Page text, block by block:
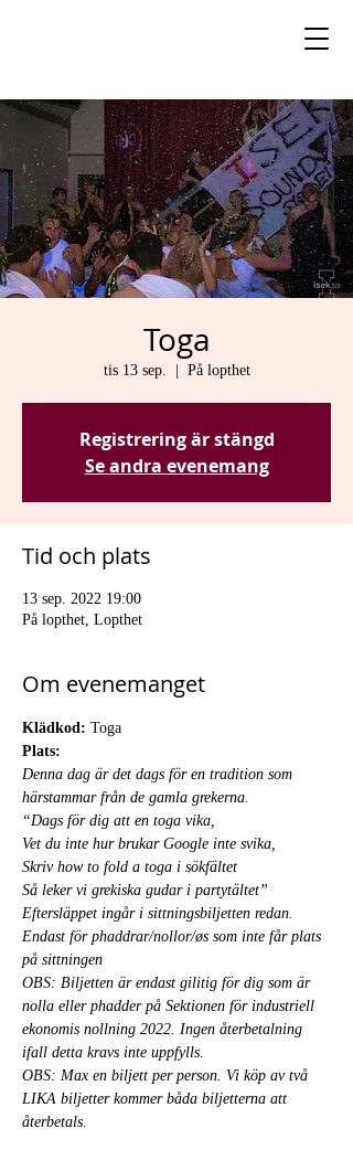
Toga
tis 13 sep. På lopthet
Registrering är stängd
Se andra evenemang
Tid och plats
13 sep. 2022 19:00
På lopthet, Lopthet
Om evenemanget
Klädkod: Toga
Plats:
Denna dag är det dags för en tradition som
härstammar från de gamla grekerna.
“Dags för dig att en toga vika,
Vet du inte hur brukar Google inte svika,
Skriv how to fold a toga i sökfältet
Så leker vi grekiska gudar i partytältet”
Eftersläppet ingår i sittningsbiljetten redan.
Endast för phaddrar/nollor/øs som inte får plats
på sittningen
OBS: Biljetten är endast gilitig för dig som är
nolla eller phadder på Sektionen för industriell
ekonomis nollning 2022. Ingen återbetalning
ifall detta kravs inte uppfylls.
OBS: Max en biljett per person. Vi köp av två
LIKA biljetter kommer båda biljetterna att
återbetals.